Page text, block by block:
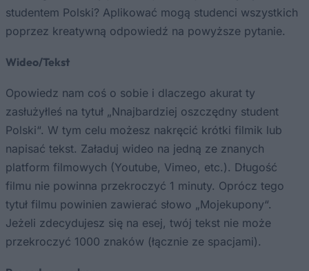
studentem Polski? Aplikować mogą studenci wszystkich
poprzez kreatywną odpowiedź na powyższe pytanie.
Wideo/Tekst
Opowiedz nam coś o sobie i dlaczego akurat ty
zasłużyłleś na tytuł „Nnajbardziej oszczędny student
Polski“. W tym celu możesz nakręcić krótki filmik lub
napisać tekst. Załaduj wideo na jedną ze znanych
platform filmowych (Youtube, Vimeo, etc.). Długość
filmu nie powinna przekroczyć 1 minuty. Oprócz tego
tytuł filmu powinien zawierać słowo „Mojekupony“.
Jeżeli zdecydujesz się na esej, twój tekst nie może
przekroczyć 1000 znaków (łącznie ze spacjami).